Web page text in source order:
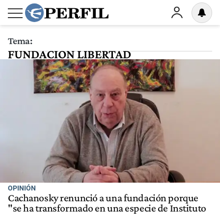
Tema:
FUNDACION LIBERTAD
OPINIÓN
Cachanosky renunció a una fundación porque
"se ha transformado en una especie de Instituto